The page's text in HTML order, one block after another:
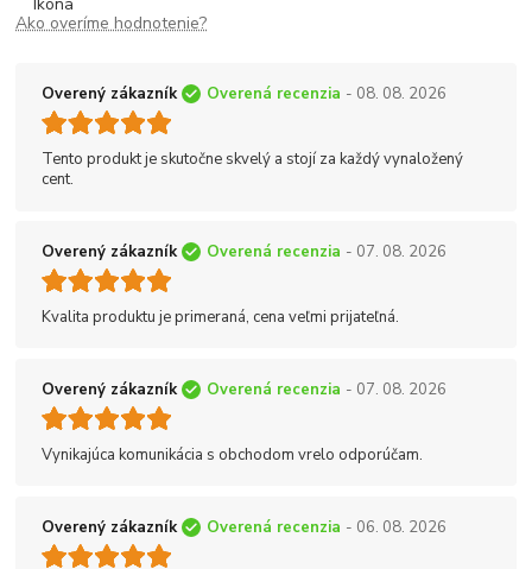
Ako overíme hodnotenie?
Overený zákazník Overená recenzia - 08. 08. 2026
Tento produkt je skutočne skvelý a stojí za každý vynaložený
cent.
Overený zákazník Overená recenzia - 07. 08. 2026
Kvalita produktu je primeraná, cena veľmi prijateľná.
Overený zákazník Overená recenzia - 07. 08. 2026
Vynikajúca komunikácia s obchodom vrelo odporúčam.
Overený zákazník Overená recenzia - 06. 08. 2026